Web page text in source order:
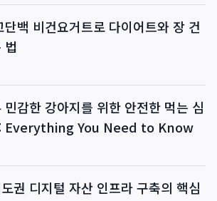
백 비건요거트로 다이어트와 장 건
법
감한 강아지를 위한 안전한 먹는 심
: Everything You Need to Know
권 디지털 자산 인프라 구축의 핵심